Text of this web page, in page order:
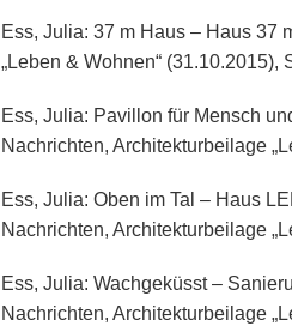
Ess, Julia: 37 m Haus – Haus 37
„Leben & Wohnen“ (31.10.2015),
Ess, Julia: Pavillon für Mensch
Nachrichten, Architekturbeilage
Ess, Julia: Oben im Tal – Haus
Nachrichten, Architekturbeilage
Ess, Julia: Wachgeküsst –
Nachrichten, Architekturbeilage